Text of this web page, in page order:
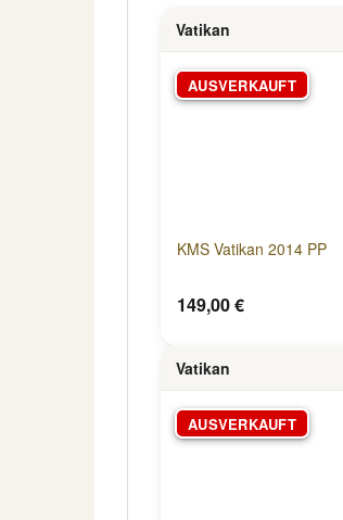
Vatikan
AUSVERKAUFT
KMS Vatikan 2014 PP
149,00 €
Vatikan
AUSVERKAUFT